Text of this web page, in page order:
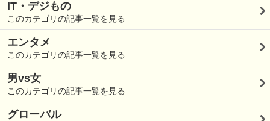
IT・デジもの
このカテゴリの記事一覧を見る
エンタメ
このカテゴリの記事一覧を見る
男vs女
このカテゴリの記事一覧を見る
グローバル